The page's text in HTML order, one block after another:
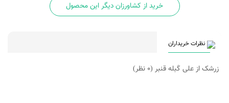
خرید از کشاورزان دیگر این محصول
نظرات خریداران
زرشک از علی کَبله قنبر (0 نظر)